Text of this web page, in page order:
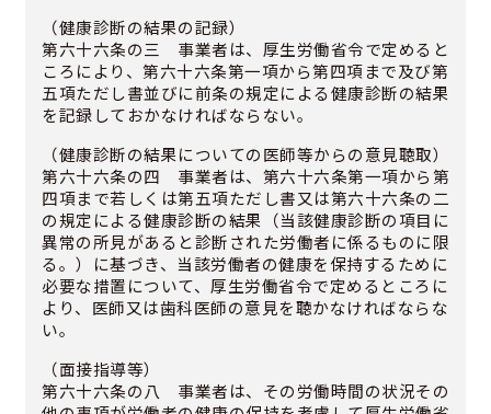
（健康診断の結果の記録）
第六十六条の三 事業者は、厚生労働省令で定めると
ころにより、第六十六条第一項から第四項まで及び第
五項ただし書並びに前条の規定による健康診断の結果
を記録しておかなければならない。
（健康診断の結果についての医師等からの意見聴取）
第六十六条の四 事業者は、第六十六条第一項から第
四項まで若しくは第五項ただし書又は第六十六条の二
の規定による健康診断の結果（当該健康診断の項目に
異常の所見があると診断された労働者に係るものに限
る。）に基づき、当該労働者の健康を保持するために
必要な措置について、厚生労働省令で定めるところに
より、医師又は歯科医師の意見を聴かなければならな
い。
（面接指導等）
第六十六条の八 事業者は、その労働時間の状況その